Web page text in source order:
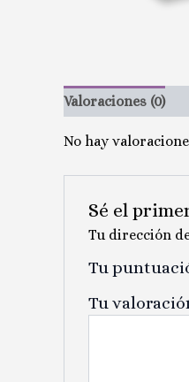
Valoraciones (0)
No hay
Sé el
Tu dirección
Tu
Tu